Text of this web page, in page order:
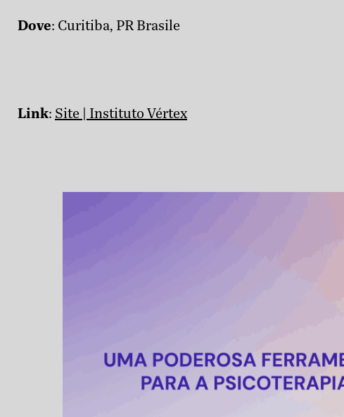
Dove: Curitiba, PR Brasile
Link: Site | Instituto Vértex